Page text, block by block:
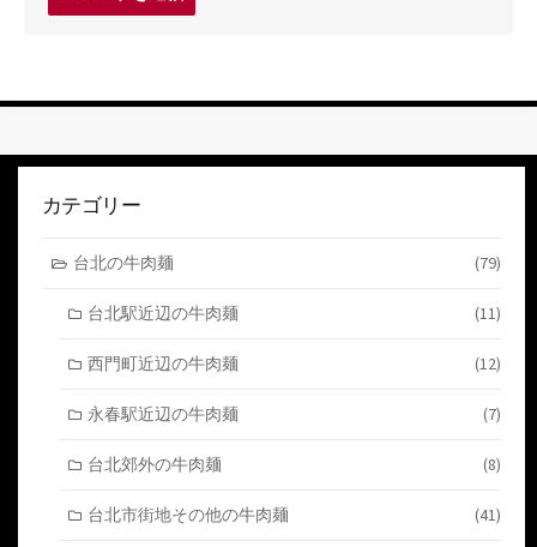
る
カテゴリー
台北の牛肉麺 (79)
台北駅近辺の牛肉麺 (11)
西門町近辺の牛肉麺 (12)
永春駅近辺の牛肉麺 (7)
台北郊外の牛肉麺 (8)
台北市街地その他の牛肉麺 (41)